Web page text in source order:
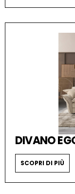
DIVANO
SCOPRI DI PIÙ